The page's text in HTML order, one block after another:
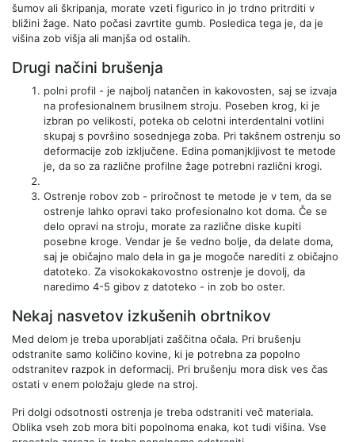
šumov ali škripanja, morate vzeti figurico in jo trdno pritrditi v
bližini žage. Nato počasi zavrtite gumb. Posledica tega je, da je
višina zob višja ali manjša od ostalih.
Drugi načini brušenja
polni profil - je najbolj natančen in kakovosten, saj se izvaja
na profesionalnem brusilnem stroju. Poseben krog, ki je
izbran po velikosti, poteka ob celotni interdentalni votlini
skupaj s površino sosednjega zoba. Pri takšnem ostrenju so
deformacije zob izključene. Edina pomanjkljivost te metode
je, da so za različne profilne žage potrebni različni krogi.
Ostrenje robov zob - priročnost te metode je v tem, da se
ostrenje lahko opravi tako profesionalno kot doma. Če se
delo opravi na stroju, morate za različne diske kupiti
posebne kroge. Vendar je še vedno bolje, da delate doma,
saj je običajno malo dela in ga je mogoče narediti z običajno
datoteko. Za visokokakovostno ostrenje je dovolj, da
naredimo 4-5 gibov z datoteko - in zob bo oster.
Nekaj ​​nasvetov izkušenih obrtnikov
Med delom je treba uporabljati zaščitna očala. Pri brušenju
odstranite samo količino kovine, ki je potrebna za popolno
odstranitev razpok in deformacij. Pri brušenju mora disk ves čas
ostati v enem položaju glede na stroj.
Pri dolgi odsotnosti ostrenja je treba odstraniti več materiala.
Oblika vseh zob mora biti popolnoma enaka, kot tudi višina. Vse